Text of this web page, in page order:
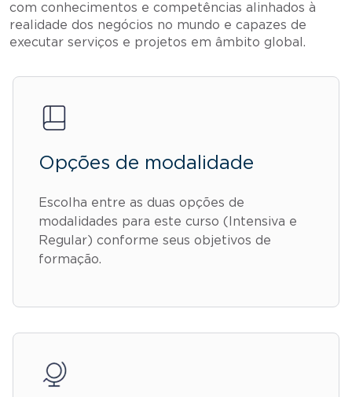
com conhecimentos e competências alinhados à
realidade dos negócios no mundo e capazes de
executar serviços e projetos em âmbito global.
Opções de modalidade
Escolha entre as duas opções de
modalidades para este curso (Intensiva e
Regular) conforme seus objetivos de
formação.